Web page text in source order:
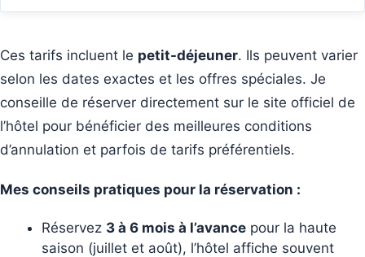
Ces tarifs incluent le petit-déjeuner. Ils peuvent varier
selon les dates exactes et les offres spéciales. Je
conseille de réserver directement sur le site officiel de
l’hôtel pour bénéficier des meilleures conditions
d’annulation et parfois de tarifs préférentiels.
Mes conseils pratiques pour la réservation :
Réservez 3 à 6 mois à l’avance pour la haute
saison (juillet et août), l’hôtel affiche souvent